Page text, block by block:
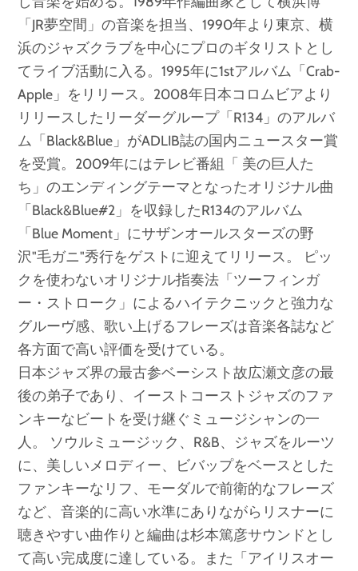
「JR夢空間」の音楽を担当、1990年より東京、横
浜のジャズクラブを中心にプロのギタリストとし
てライブ活動に入る。1995年に1stアルバム「Crab-
Apple」をリリース。2008年日本コロムビアより
リリースしたリーダーグループ「R134」のアルバ
ム「Black&Blue」がADLIB誌の国内ニュースター賞
を受賞。2009年にはテレビ番組「 美の巨人た
ち」のエンディングテーマとなったオリジナル曲
「Black&Blue#2」を収録したR134のアルバム
「Blue Moment」にサザンオールスターズの野
沢"毛ガニ"秀行をゲストに迎えてリリース。 ピッ
クを使わないオリジナル指奏法「ツーフィンガ
ー・ストローク」によるハイテクニックと強力な
グルーヴ感、歌い上げるフレーズは音楽各誌など
各方面で高い評価を受けている。
日本ジャズ界の最古参ベーシスト故広瀬文彦の最
後の弟子であり、イーストコーストジャズのファ
ンキーなビートを受け継ぐミュージシャンの一
人。 ソウルミュージック、R&B、ジャズをルーツ
に、美しいメロディー、ビバップをベースとした
ファンキーなリフ、モーダルで前衛的なフレーズ
など、音楽的に高い水準にありながらリスナーに
聴きやすい曲作りと編曲は杉本篤彦サウンドとし
て高い完成度に達している。また「アイリスオー